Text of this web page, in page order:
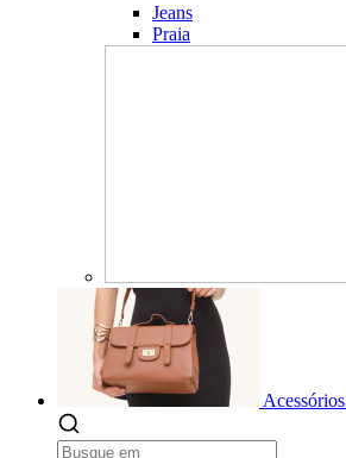
Jeans
Praia
Acessórios